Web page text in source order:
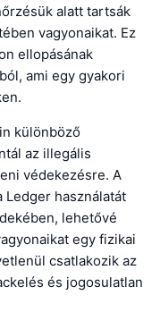
alatt tartsák
vagyonaikat. Ez
ellopásának
ami egy gyakori
különböző
az illegális
védekezésre. A
Ledger használatát
lehetővé
egy fizikai
csatlakozik az
és jogosulatlan